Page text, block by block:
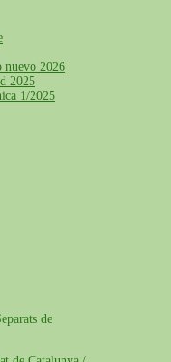
2026
2025
1/2025
de